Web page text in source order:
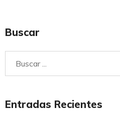
Buscar
Entradas Recientes